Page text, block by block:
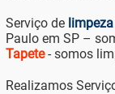
Serviço de
Paulo em SP –
Tapete- somos
Realizamos